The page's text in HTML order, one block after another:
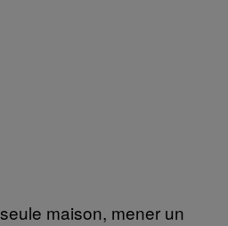
maison, mener un